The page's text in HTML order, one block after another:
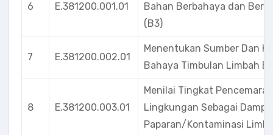
6 E.381200.001.01
Bahan Berbahaya dan
(B3)
7 E.381200.002.01
Menentukan Sumber Dan
Bahaya Timbulan Limbah
8 E.381200.003.01
Menilai Tingkat
Lingkungan Sebagai
Paparan/Kontaminasi